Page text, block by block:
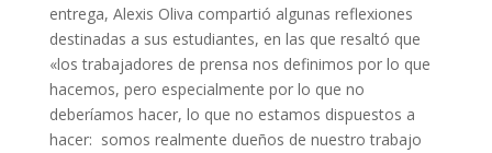
entrega, Alexis Oliva compartió algunas reflexiones
destinadas a sus estudiantes, en las que resaltó que
«los trabajadores de prensa nos definimos por lo que
hacemos, pero especialmente por lo que no
deberíamos hacer, lo que no estamos dispuestos a
hacer: somos realmente dueños de nuestro trabajo